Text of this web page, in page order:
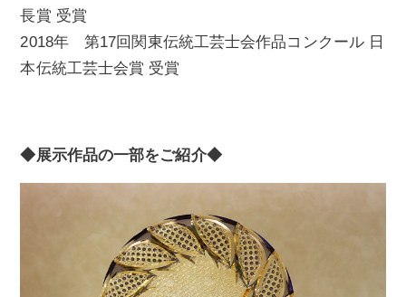
長賞 受賞
2018年 第17回関東伝統工芸士会作品コンクール 日
本伝統工芸士会賞 受賞
◆展示作品の一部をご紹介◆